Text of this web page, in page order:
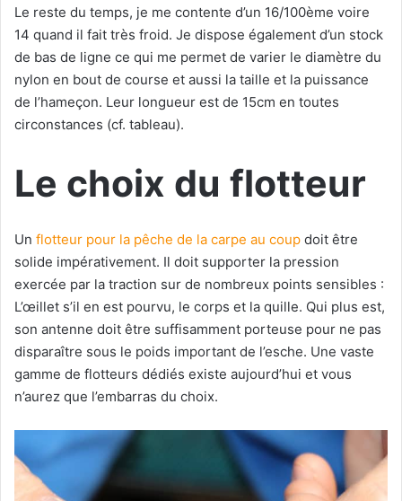
Le reste du temps, je me contente d’un 16/100ème voire
14 quand il fait très froid. Je dispose également d’un stock
de bas de ligne ce qui me permet de varier le diamètre du
nylon en bout de course et aussi la taille et la puissance
de l’hameçon. Leur longueur est de 15cm en toutes
circonstances (cf. tableau).
Le choix du flotteur
Un flotteur pour la pêche de la carpe au coup doit être
solide impérativement. Il doit supporter la pression
exercée par la traction sur de nombreux points sensibles :
L’œillet s’il en est pourvu, le corps et la quille. Qui plus est,
son antenne doit être suffisamment porteuse pour ne pas
disparaître sous le poids important de l’esche. Une vaste
gamme de flotteurs dédiés existe aujourd’hui et vous
n’aurez que l’embarras du choix.